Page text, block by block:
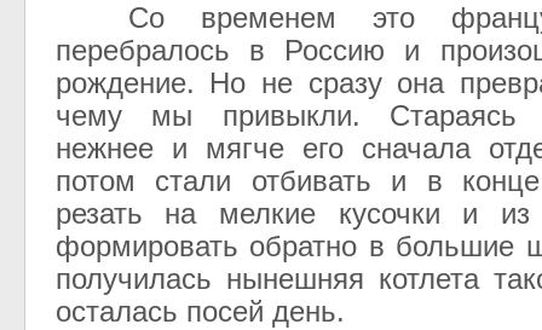
Со временем это
перебралось в Россию и
рождение. Но не сразу она
чему мы привыкли. Стараясь
нежнее и мягче его сначала
потом стали отбивать и в
резать на мелкие кусочки и из
формировать обратно в большие
получилась нынешняя котлета
осталась посей день.